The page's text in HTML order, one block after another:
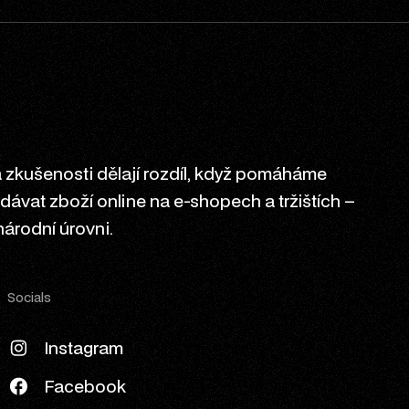
dělají rozdíl, když pomáháme
zboží online na e-shopech a tržištích –
úrovni.
Socials
Instagram
Facebook